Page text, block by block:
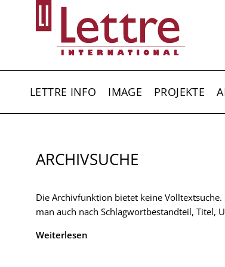
LETTRE INFO IMAGE PROJEKTE
ARCHIVSUCHE
Die Archivfunktion bietet keine
man auch nach Schlagwortbestandteil, Titel,
Weiterlesen